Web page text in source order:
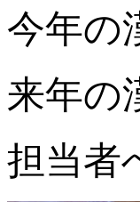
今年の
来年の
担当者